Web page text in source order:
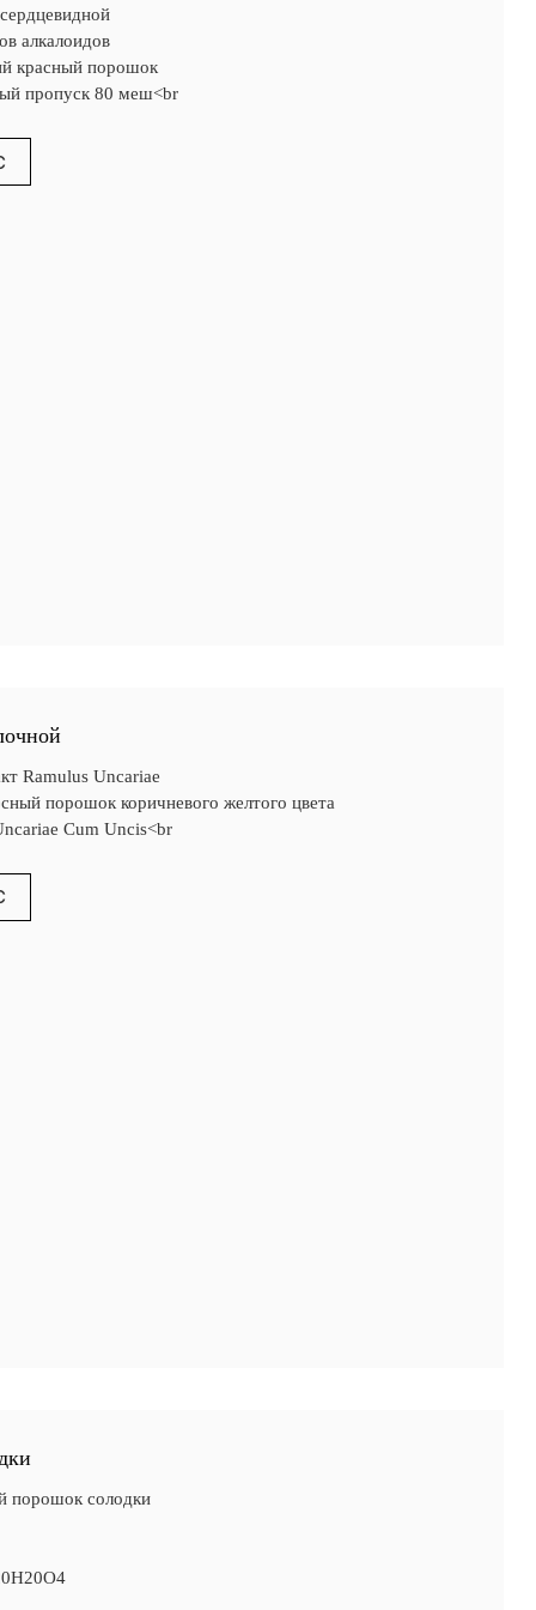
алкалоидов
красный порошок
пропуск 80 меш<br
Ramulus Uncariae
порошок коричневого желтого цвета
Cum Uncis<br
порошок солодки